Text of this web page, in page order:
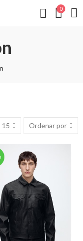
0
15 Ordenar por